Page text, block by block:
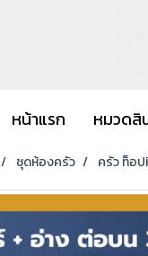
หน้าแรก หมวดสิ
ชุดห้องครัว ครัว ท็อ